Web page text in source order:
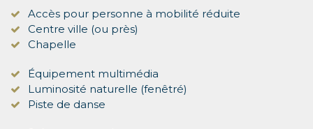
Accès pour personne à mobilité réduite
Centre ville (ou près)
Chapelle
Équipement multimédia
Luminosité naturelle (fenêtré)
Piste de danse